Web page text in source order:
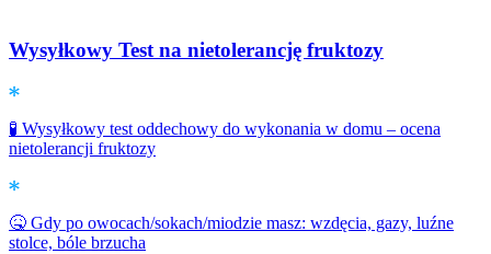
Wysyłkowy Test na nietolerancję fruktozy
🧪 Wysyłkowy test oddechowy do wykonania w domu – ocena
nietolerancji fruktozy
🤒 Gdy po owocach/sokach/miodzie masz: wzdęcia, gazy, luźne
stolce, bóle brzucha